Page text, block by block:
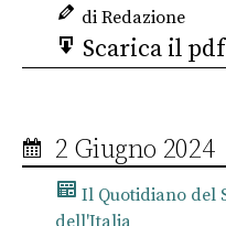
di Redazione
Scarica il pdf
2 Giugno 2024
Il Quotidiano del